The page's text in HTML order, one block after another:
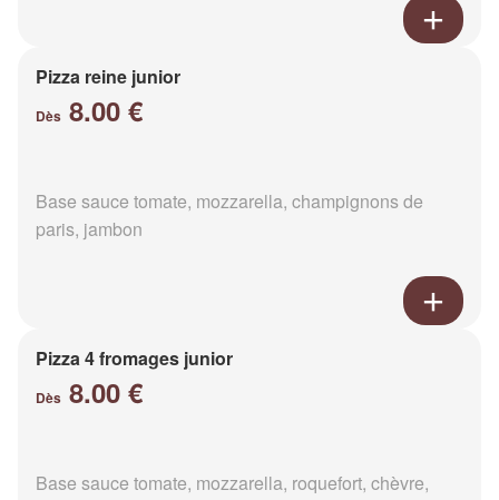
Pizza reine junior
Dès 8.00 €
Base sauce tomate, mozzarella, champignons de
paris, jambon
Pizza 4 fromages junior
Dès 8.00 €
Base sauce tomate, mozzarella, roquefort, chèvre,